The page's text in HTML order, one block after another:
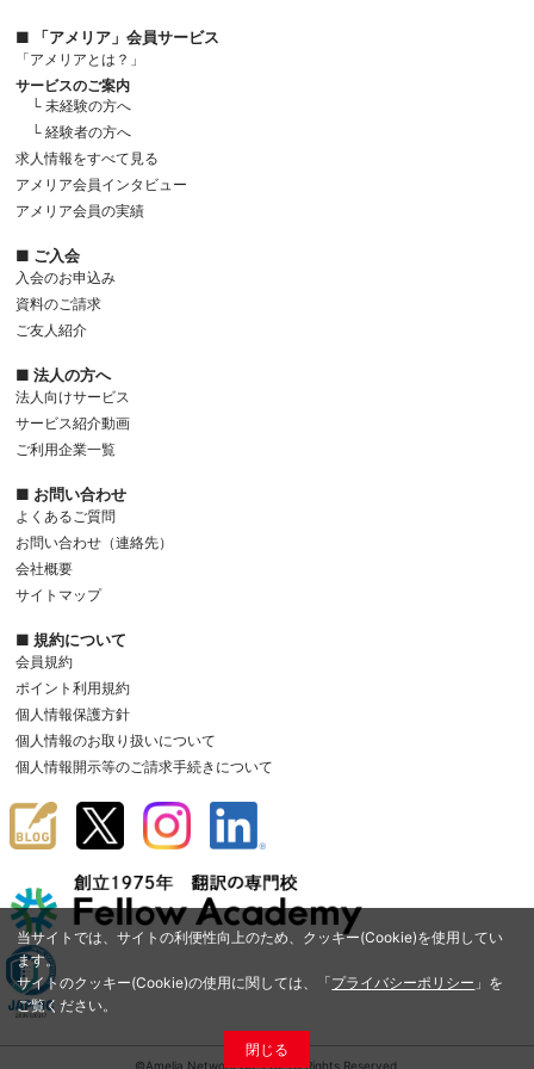
当サイトでは、サイトの利便性向上のため、クッキー(Cookie)を使用してい
ます。
サイトのクッキー(Cookie)の使用に関しては、「プライバシーポリシー 」を
ご覧ください。
閉じる
■ 「アメリア」会員サービス
「アメリアとは？」
サービスのご案内
└ 未経験の方へ
└ 経験者の方へ
求人情報をすべて見る
アメリア会員インタビュー
アメリア会員の実績
■ ご入会
入会のお申込み
資料のご請求
ご友人紹介
■ 法人の方へ
法人向けサービス
サービス紹介動画
ご利用企業一覧
■ お問い合わせ
よくあるご質問
お問い合わせ（連絡先）
会社概要
サイトマップ
■ 規約について
会員規約
ポイント利用規約
個人情報保護方針
個人情報のお取り扱いについて
個人情報開示等のご請求手続きについて
©Amelia Network Co.,Ltd. All Rights Reserved.